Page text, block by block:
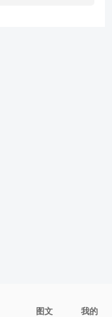
图文 我的